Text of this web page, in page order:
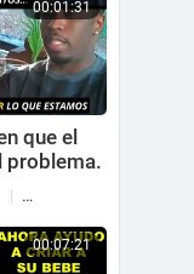
00:01:31
que el
problema.
el Doble]
| 114 Reproducciones
00:07:21